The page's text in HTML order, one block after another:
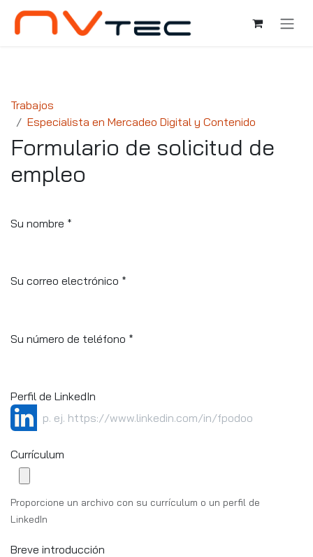
Ir al contenido
Trabajos
Especialista en Mercadeo Digital y Contenido
Formulario de solicitud de
empleo
Su nombre *
Su correo electrónico *
Su número de teléfono *
Perfil de LinkedIn
Currículum
Proporcione un archivo con su currículum o un perfil de
LinkedIn
Breve introducción